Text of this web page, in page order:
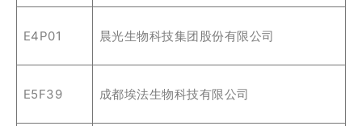
E4P01 晨光生物科技集团股份有限公司
E5F39 成都埃法生物科技有限公司